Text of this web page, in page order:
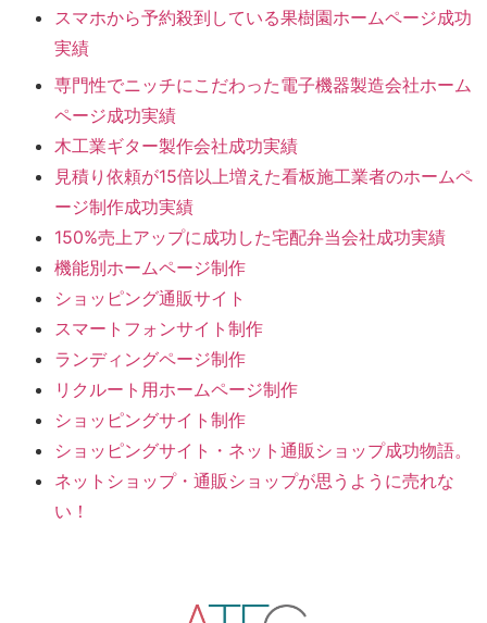
スマホから予約殺到している果樹園ホームページ成功
実績
専門性でニッチにこだわった電子機器製造会社ホーム
ページ成功実績
木工業ギター製作会社成功実績
見積り依頼が15倍以上増えた看板施工業者のホームペ
ージ制作成功実績
150%売上アップに成功した宅配弁当会社成功実績
機能別ホームページ制作
ショッピング通販サイト
スマートフォンサイト制作
ランディングページ制作
リクルート用ホームページ制作
ショッピングサイト制作
ショッピングサイト・ネット通販ショップ成功物語。
ネットショップ・通販ショップが思うように売れな
い！